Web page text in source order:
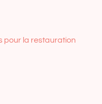
pour la restauration